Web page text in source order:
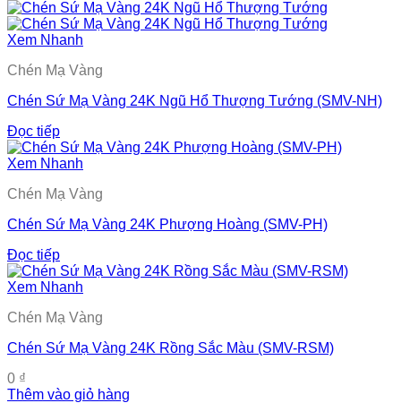
Xem Nhanh
Chén Mạ Vàng
Chén Sứ Mạ Vàng 24K Ngũ Hổ Thượng Tướng (SMV-NH)
Đọc tiếp
Xem Nhanh
Chén Mạ Vàng
Chén Sứ Mạ Vàng 24K Phượng Hoàng (SMV-PH)
Đọc tiếp
Xem Nhanh
Chén Mạ Vàng
Chén Sứ Mạ Vàng 24K Rồng Sắc Màu (SMV-RSM)
0 ₫
Thêm vào giỏ hàng